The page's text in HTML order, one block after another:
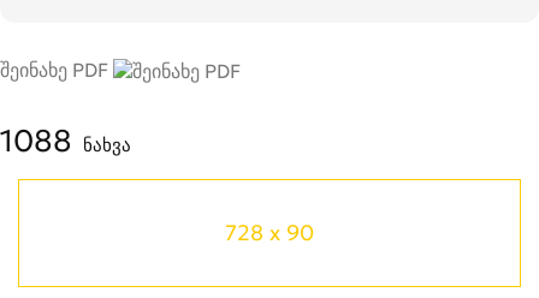
შეინახე PDF
1088 ნახვა
728 x 90